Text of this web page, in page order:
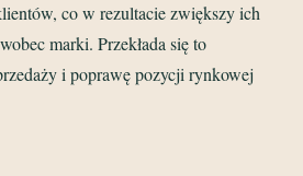
co w rezultacie zwiększy ich
marki. Przekłada się to
i poprawę pozycji rynkowej